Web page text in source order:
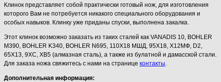
Клинок представляет собой практически готовый нож, для изготовления
которого Вам не потребуется никакого специального оборудования и
особых навыков. Клинку уже приданы спуски, выполнена закалка.
Этот клинок возможно заказать из таких сталей как VANADIS 10, BOHLER
M390, BOHLER K340, BOHLER N695, 110Х18 МШД, 95Х18, Х12МФ, D2,
65Х13, 9ХС, ХВ5 (алмазная сталь), а также из булатной и дамасской стали.
Для заказа ножа свяжитесь с нами на странице контакты.
Дополнительная информация: